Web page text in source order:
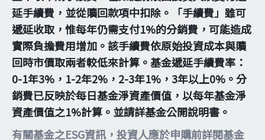
延手續費，並從贖回款項中扣除。「手續費」雖可
遞延收取，惟每年仍需支付1%的分銷費，可能造成
實際負擔費用增加。該手續費依原始投資成本與贖
回時市價取兩者較低來計算。基金遞延手續費率：
0-1年3%，1-2年2%，2-3年1%，3年以上0%。分
銷費已反映於每日基金淨資產價值，以每年基金淨
資產價值之1%計算。並請詳基金公開說明書。
有關基金之ESG資訊，投資人應於申購前詳閱基金